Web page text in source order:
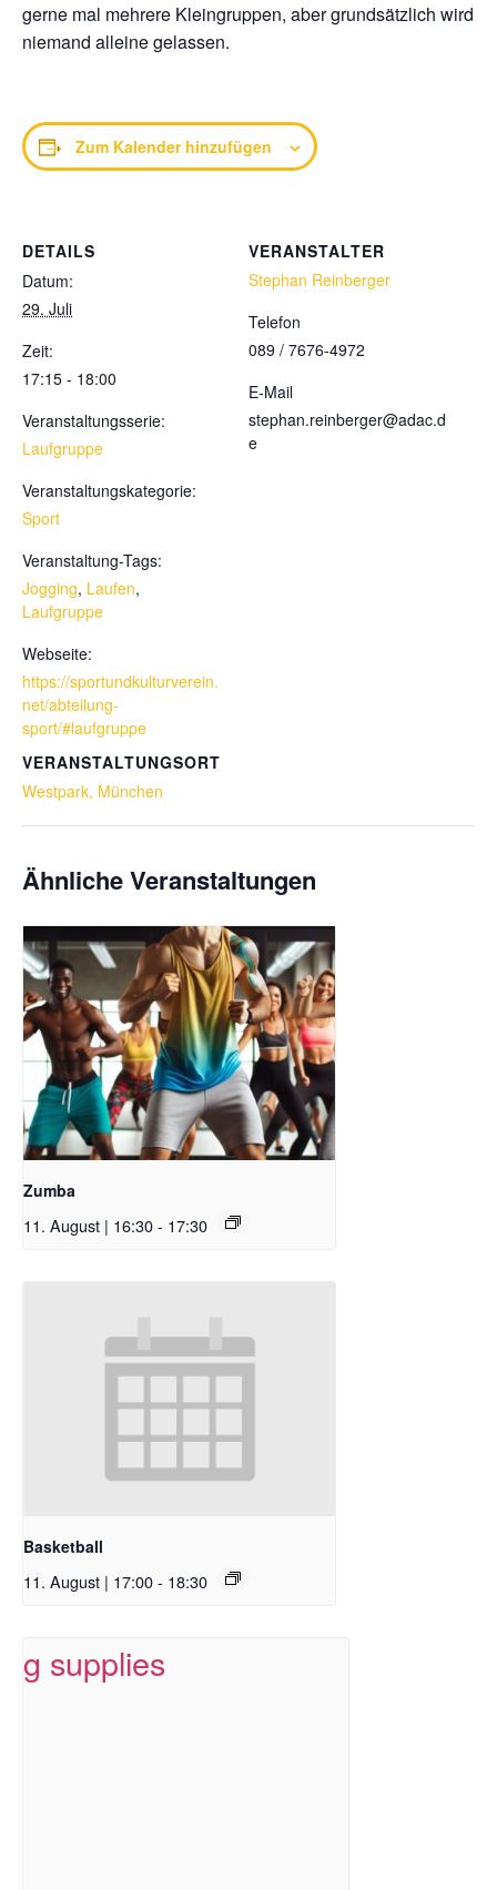
gerne mal mehrere Kleingruppen, aber grundsätzlich wird
niemand alleine gelassen.
Zum Kalender hinzufügen
DETAILS
Datum:
29. Juli
Zeit:
17:15 - 18:00
Veranstaltungsserie:
Laufgruppe
Veranstaltungskategorie:
Sport
Veranstaltung-Tags:
Jogging, Laufen,
Laufgruppe
Webseite:
https://sportundkulturverein.
net/abteilung-
sport/#laufgruppe
VERANSTALTUNGSORT
Westpark, München
VERANSTALTER
Stephan Reinberger
Telefon
089 / 7676-4972
E-Mail
stephan.reinberger@adac.d
e
Ähnliche Veranstaltungen
Zumba
11. August | 16:30- 17:30
Basketball
11. August | 17:00- 18:30